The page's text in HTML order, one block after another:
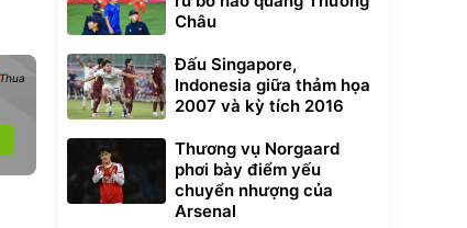
Thua
Châu
Đấu Singapore,
Indonesia giữa thảm họa
2007 và kỳ tích 2016
Thương vụ Norgaard
phơi bày điểm yếu
chuyển nhượng của
Arsenal